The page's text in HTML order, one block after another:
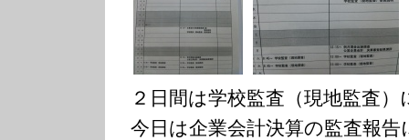
２日間は学校監査（現地監査
今日は企業会計決算の監査報